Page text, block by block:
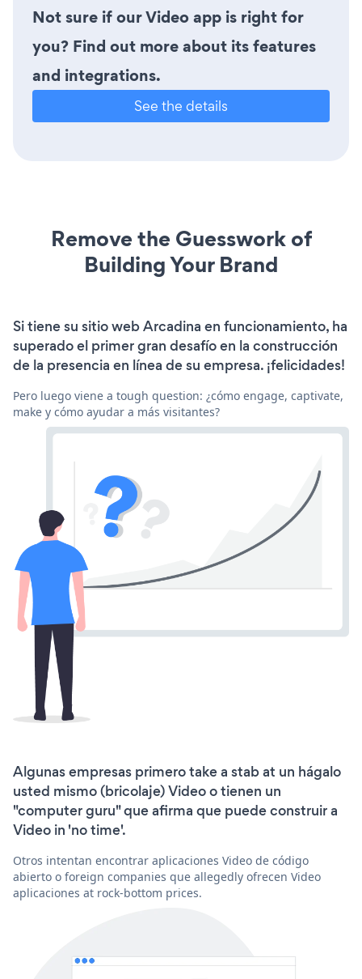
Not sure if our Video app is right for
you? Find out more about its features
and integrations.
See the details
Remove the Guesswork of
Building Your Brand
Si tiene su sitio web Arcadina en funcionamiento, ha
superado el primer gran desafío en la construcción
de la presencia en línea de su empresa. ¡felicidades!
Pero luego viene a tough question: ¿cómo engage, captivate,
make y cómo ayudar a más visitantes?
Algunas empresas primero take a stab at un hágalo
usted mismo (bricolaje) Video o tienen un
"computer guru" que afirma que puede construir a
Video in 'no time'.
Otros intentan encontrar aplicaciones Video de código
abierto o foreign companies que allegedly ofrecen Video
aplicaciones at rock-bottom prices.